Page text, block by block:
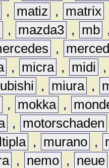
, matiz , matrix
, mazda3 , mb
,
, micra , midi
, miura ,
, mokka ,
, motorschaden
, murano ,
, nemo , neue